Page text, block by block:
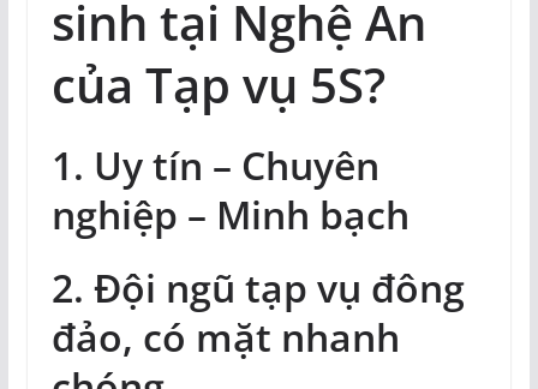
sinh tại Nghệ An
của Tạp vụ 5S?
1. Uy tín – Chuyên
nghiệp – Minh bạch
2. Đội ngũ tạp vụ đông
đảo, có mặt nhanh